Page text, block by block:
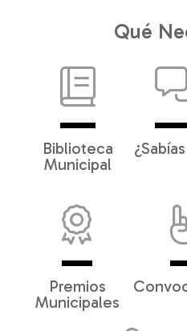
Qué
Biblioteca
Municipal
Premios
Municipales